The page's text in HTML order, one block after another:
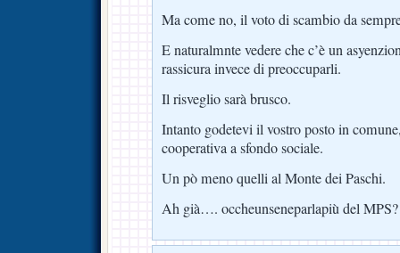
Ma come no, il voto di scambio da
E naturalmnte vedere che c’è un
rassicura invece di preoccuparli.
Il risveglio sarà brusco.
Intanto godetevi il vostro posto in
cooperativa a sfondo sociale.
Un pò meno quelli al Monte dei Paschi.
Ah già…. occheunseneparlapiù del MPS?